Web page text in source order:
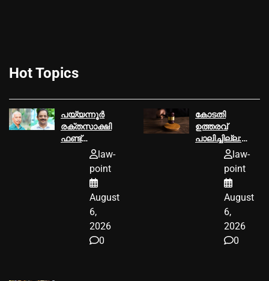
Hot Topics
പയ്യന്നൂര്‍
രക്തസാക്ഷി
ഫണ്ട്
ആരോപണം,
മധുസൂദനൻ
എംഎല്‍എ വി
കുഞ്ഞികൃഷ്ണന്
നോട്ടീസ്
law-
point
August
6,
2026
0
കോടതി
ഉത്തരവ്‌
പാലിച്ചില്ല:
മൂവാറ്റുപുഴ
രൂപയുടെ പിഴ
law-
point
August
6,
2026
0